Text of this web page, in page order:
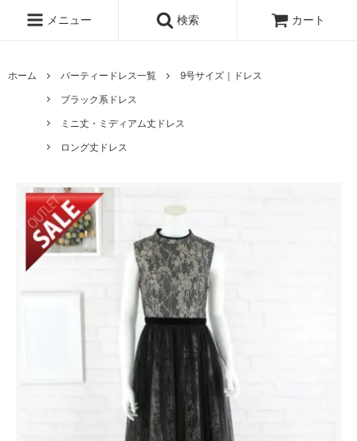
メニュー 検索 カート
ホーム パーティードレス一覧
9号サイズ｜ドレス
ブラック系ドレス
ミニ丈・ミディアム丈ドレス
ロング丈ドレス